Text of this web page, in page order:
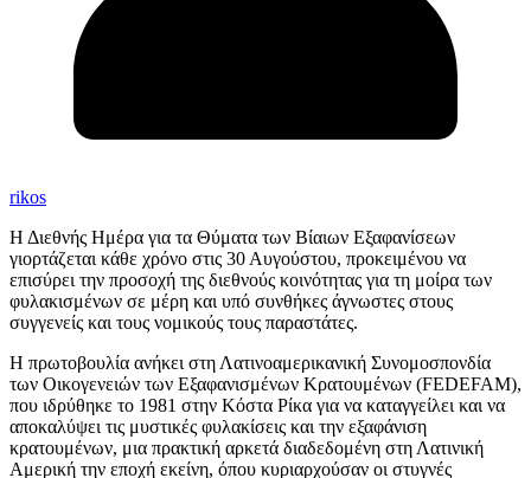
rikos
Η Διεθνής Ημέρα για τα Θύματα των Βίαιων Εξαφανίσεων
γιορτάζεται κάθε χρόνο στις 30 Αυγούστου, προκειμένου να
επισύρει την προσοχή της διεθνούς κοινότητας για τη μοίρα των
φυλακισμένων σε μέρη και υπό συνθήκες άγνωστες στους
συγγενείς και τους νομικούς τους παραστάτες.
Η πρωτοβουλία ανήκει στη Λατινοαμερικανική Συνομοσπονδία
των Οικογενειών των Εξαφανισμένων Κρατουμένων (FEDEFAM),
που ιδρύθηκε το 1981 στην Κόστα Ρίκα για να καταγγείλει και να
αποκαλύψει τις μυστικές φυλακίσεις και την εξαφάνιση
κρατουμένων, μια πρακτική αρκετά διαδεδομένη στη Λατινική
Αμερική την εποχή εκείνη, όπου κυριαρχούσαν οι στυγνές